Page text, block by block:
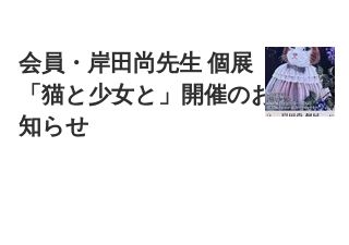
会員・岸田尚先生 個展
「猫と少女と」開催のお
知らせ